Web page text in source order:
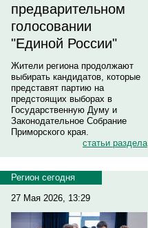
предварительном
голосовании
"Единой России"
Жители региона продолжают
выбирать кандидатов, которые
представят партию на
предстоящих выборах в
Государственную Думу и
Законодательное Собрание
Приморского края.
статьи раздела
Регион сегодня
27 Мая 2026, 13:29